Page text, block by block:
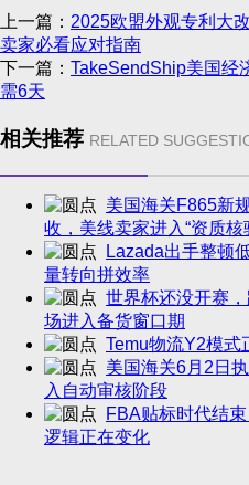
上一篇： 2025欧盟外观专利大
卖家必看应对指南
下一篇： TakeSendShip美国经
需6天
相关推荐 RELATED
美国海关F865新
收，美线卖家进入“资质核
Lazada出手整顿
量转向拼效率
世界杯还没开赛
场进入备货窗口期
Temu物流Y2模式
美国海关6月2日
入自动审核阶段
FBA贴标时代结
逻辑正在变化